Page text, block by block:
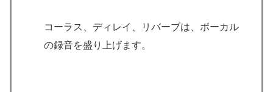
コーラス、ディレイ、リバーブは、ボーカル
の録音を盛り上げます。